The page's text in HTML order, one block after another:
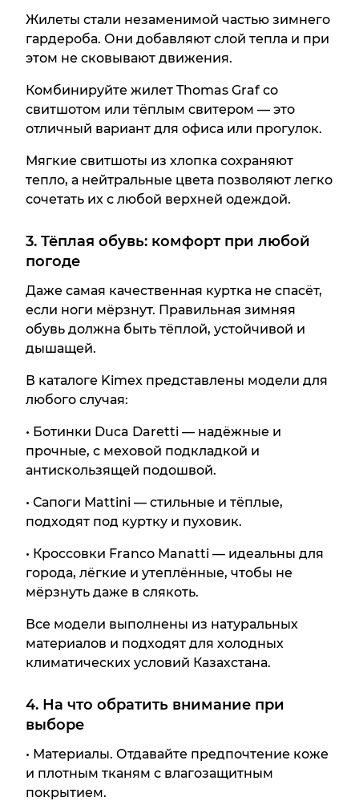
Жилеты стали незаменимой частью зимнего
гардероба. Они добавляют слой тепла и при
этом не сковывают движения.
Комбинируйте жилет Thomas Graf со
свитшотом или тёплым свитером — это
отличный вариант для офиса или прогулок.
Мягкие свитшоты из хлопка сохраняют
тепло, а нейтральные цвета позволяют легко
сочетать их с любой верхней одеждой.
3. Тёплая обувь: комфорт при любой
погоде
Даже самая качественная куртка не спасёт,
если ноги мёрзнут. Правильная зимняя
обувь должна быть тёплой, устойчивой и
дышащей.
В каталоге Kimex представлены модели для
любого случая:
• Ботинки Duca Daretti — надёжные и
прочные, с меховой подкладкой и
антискользящей подошвой.
• Сапоги Mattini — стильные и тёплые,
подходят под куртку и пуховик.
• Кроссовки Franco Manatti — идеальны для
города, лёгкие и утеплённые, чтобы не
мёрзнуть даже в слякоть.
Все модели выполнены из натуральных
материалов и подходят для холодных
климатических условий Казахстана.
4. На что обратить внимание при
выборе
• Материалы. Отдавайте предпочтение коже
и плотным тканям с влагозащитным
покрытием.